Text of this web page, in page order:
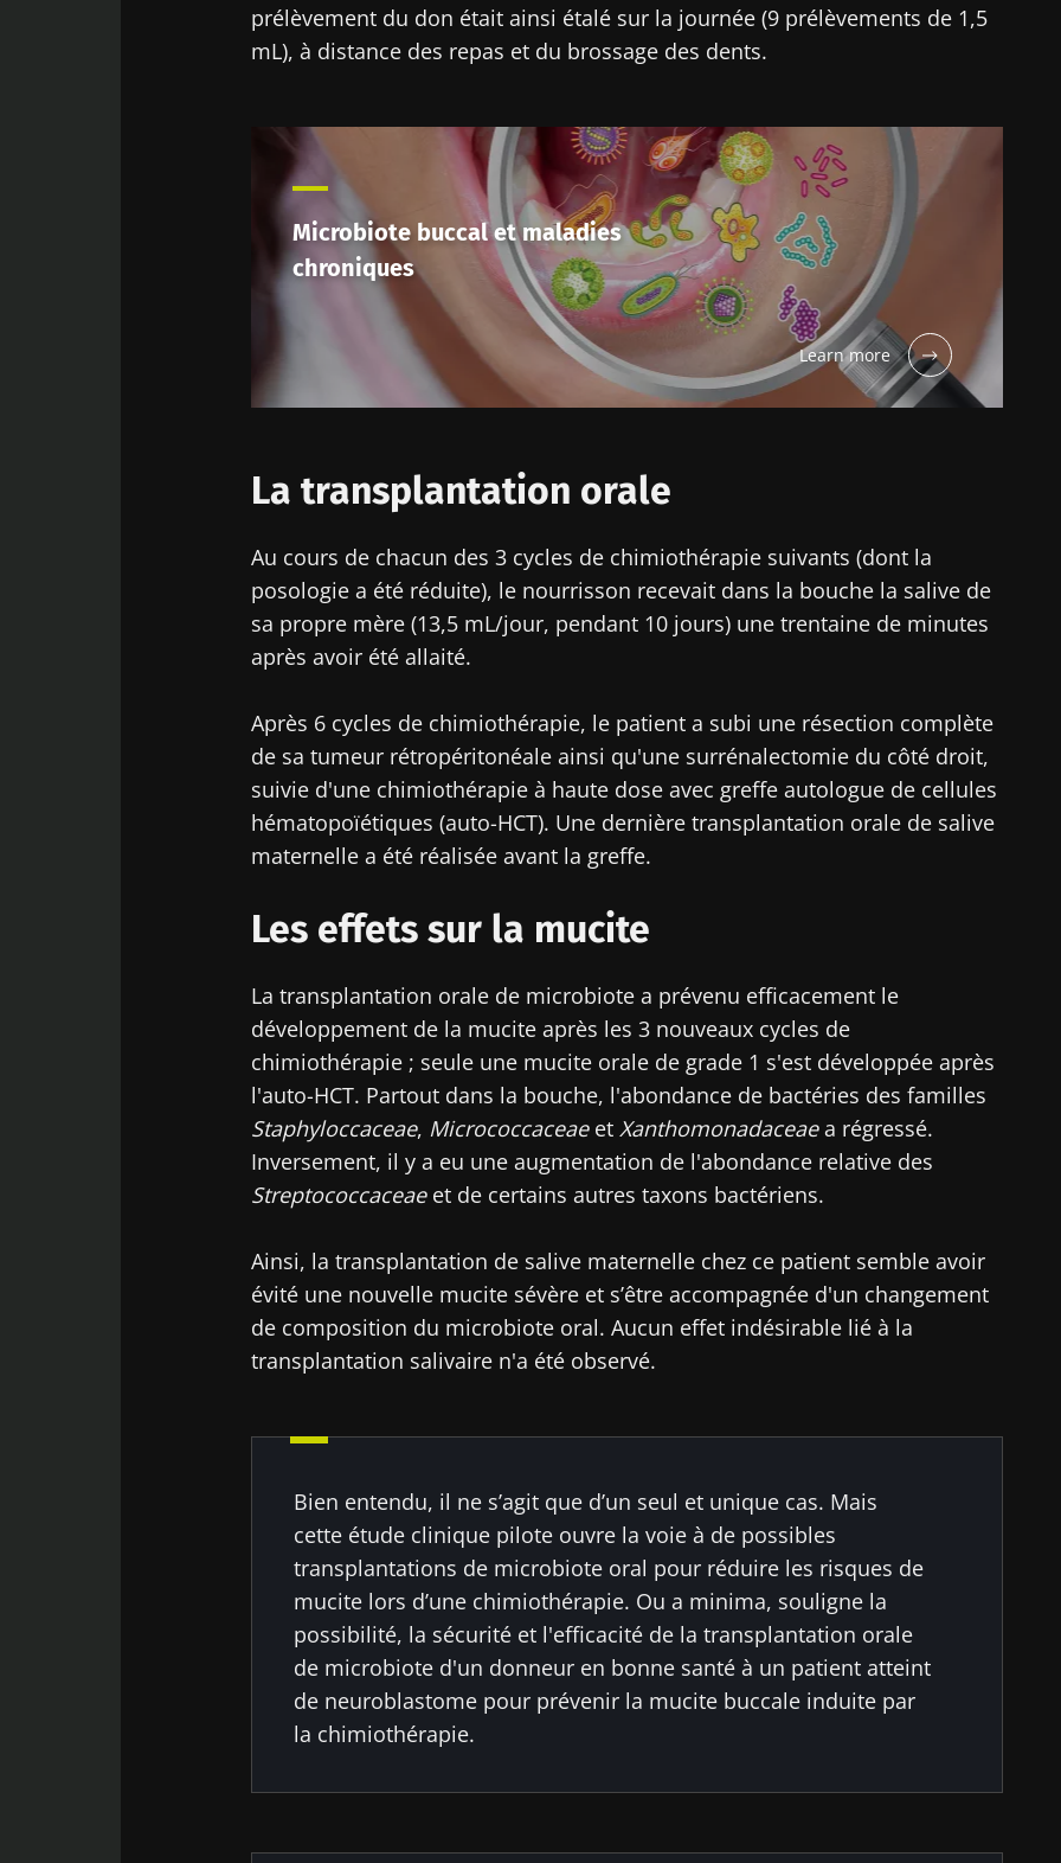
prélèvement du don était ainsi étalé sur la journée (9 prélèvements de 1,5
mL), à distance des repas et du brossage des dents.
Microbiote buccal et maladies
chroniques
Learn more
La transplantation orale
Au cours de chacun des 3 cycles de chimiothérapie suivants (dont la
posologie a été réduite), le nourrisson recevait dans la bouche la salive de
sa propre mère (13,5 mL/jour, pendant 10 jours) une trentaine de minutes
après avoir été allaité.
Après 6 cycles de chimiothérapie, le patient a subi une résection complète
de sa tumeur rétropéritonéale ainsi qu'une surrénalectomie du côté droit,
suivie d'une chimiothérapie à haute dose avec greffe autologue de cellules
hématopoïétiques (auto-HCT). Une dernière transplantation orale de salive
maternelle a été réalisée avant la greffe.
Les effets sur la mucite
La transplantation orale de microbiote a prévenu efficacement le
développement de la mucite après les 3 nouveaux cycles de
chimiothérapie ; seule une mucite orale de grade 1 s'est développée après
l'auto-HCT. Partout dans la bouche, l'abondance de bactéries des familles
Staphyloccaceae, Micrococcaceaeet Xanthomonadaceaea régressé.
Inversement, il y a eu une augmentation de l'abondance relative des
Streptococcaceaeet de certains autres taxons bactériens.
Ainsi, la transplantation de salive maternelle chez ce patient semble avoir
évité une nouvelle mucite sévère et s’être accompagnée d'un changement
de composition du microbiote oral. Aucun effet indésirable lié à la
transplantation salivaire n'a été observé.
Bien entendu, il ne s’agit que d’un seul et unique cas. Mais
cette étude clinique pilote ouvre la voie à de possibles
transplantations de microbiote oral pour réduire les risques de
mucite lors d’une chimiothérapie. Ou a minima, souligne la
possibilité, la sécurité et l'efficacité de la transplantation orale
de microbiote d'un donneur en bonne santé à un patient atteint
de neuroblastome pour prévenir la mucite buccale induite par
la chimiothérapie.
Redirection
Vous êtes sur le point d'être redirigé et de quitter notre site web
Être redirigé
Rester sur le site Web du Biocodex Microbiota Institute
Se tenir informé
Rejoignez la communauté Microbiota des professionnels de santé et
chercheurs et recevez le "Microbiota Digest" et le "HCP Magazine"
courant des dernières actualités sur le microbiote.
Je souhaite m'inscrire afin de recevoir d'autres actualités de Biocodex
J’ai lu et accepte les
CGUet lapolitique de protection des données
* Champs obligatoires
BMI 20-35
J’ai lu et accepte lesCGUet lapolitique de protection des données
Microbiota Institute
* Champs obligatoires
BMI 20-35
Découvrir
23/07/2026
Impact des
microbiotes sur la
Lire l'article
16/07/2026
Microbiote
pronostique
indépendant ?
Lire l'article
10/07/2026
Une
Lire l'article